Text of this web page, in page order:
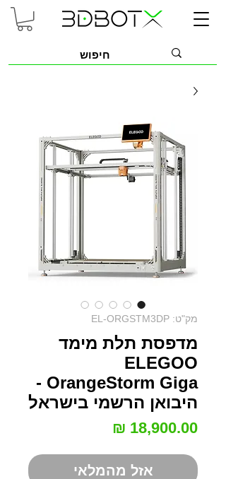
מק"ט: EL-ORGSTM3DP
מדפסת תלת מימד
ELEGOO
OrangeStorm Giga -
היבואן הרשמי בישראל
אזל מהמלאי